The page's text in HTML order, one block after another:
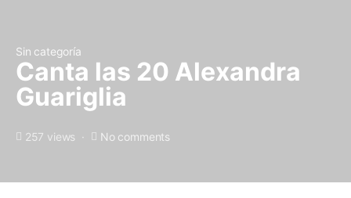
Sin categoría
Canta las 20 Alexandra
Guariglia
257 views No comments